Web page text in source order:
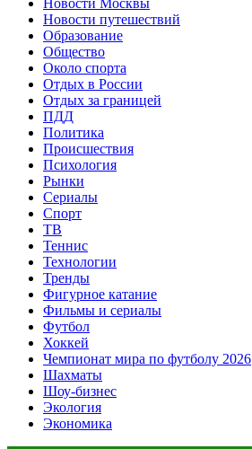
Новости Москвы
Новости путешествий
Образование
Общество
Около спорта
Отдых в России
Отдых за границей
ПДД
Политика
Происшествия
Психология
Рынки
Сериалы
Спорт
ТВ
Теннис
Технологии
Тренды
Фигурное катание
Фильмы и сериалы
Футбол
Хоккей
Чемпионат мира по футболу 2026
Шахматы
Шоу-бизнес
Экология
Экономика